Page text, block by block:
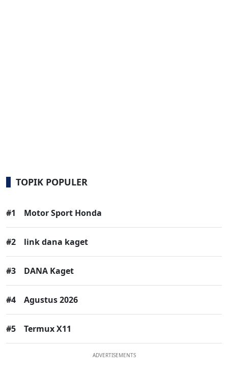
TOPIK POPULER
#1 Motor Sport Honda
#2 link dana kaget
#3 DANA Kaget
#4 Agustus 2026
#5 Termux X11
ADVERTISEMENTS